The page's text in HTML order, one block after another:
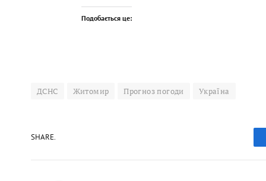
Подобається це:
ДСНС Житомир Прогноз погоди Україна
SHARE.